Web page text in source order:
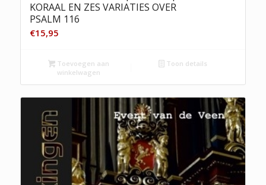
KORAAL EN ZES VARIATIES OVER
PSALM 116
€15,95
Toevoegen aan
winkelwagen
Toon details